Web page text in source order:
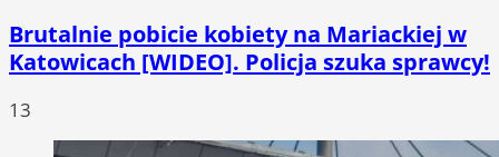
Brutalnie pobicie kobiety na Mariackiej w
Katowicach [WIDEO]. Policja szuka sprawcy!
13